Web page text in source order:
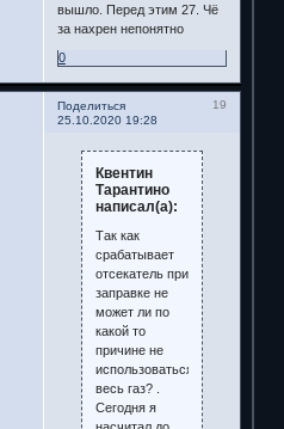
вышло. Перед этим 27. Чё
за нахрен непонятно
0
Поделиться
19
25.10.2020 19:28
Квентин
Тарантино
написал(а):
Так как
срабатывает
отсекатель при
заправке не
может ли по
какой то
причине не
использоваться
весь газ? .
Сегодня я